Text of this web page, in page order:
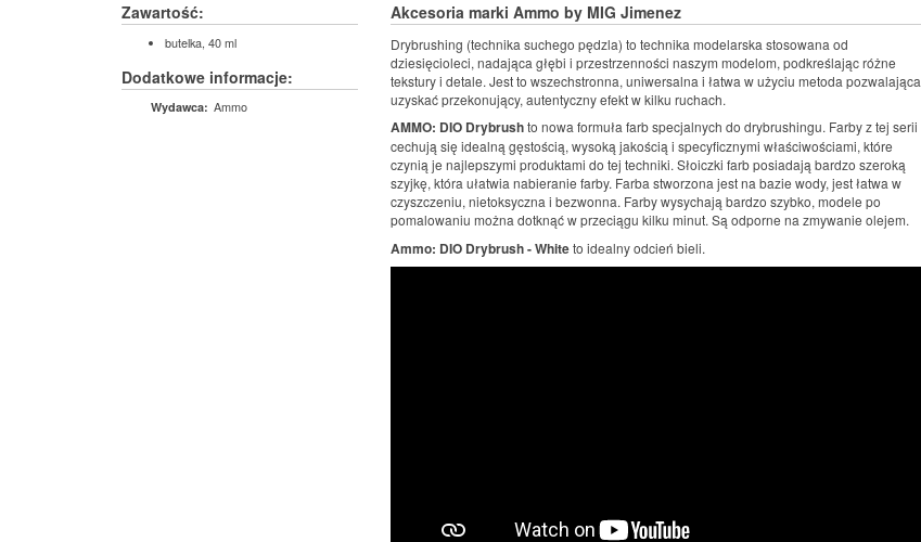
Zawartość:
butelka, 40 ml
Dodatkowe informacje:
Wydawca: Ammo
Akcesoria marki Ammo by MIG Jimenez
Drybrushing (technika suchego pędzla) to technika modelarska stosowana od
dziesięcioleci, nadająca głębi i przestrzenności naszym modelom, podkreślając różne
tekstury i detale. Jest to wszechstronna, uniwersalna i łatwa w użyciu metoda pozwalająca
uzyskać przekonujący, autentyczny efekt w kilku ruchach.
AMMO: DIO Drybrushto nowa formuła farb specjalnych do drybrushingu. Farby z tej serii
cechują się idealną gęstością, wysoką jakością i specyficznymi właściwościami, które
czynią je najlepszymi produktami do tej techniki. Słoiczki farb posiadają bardzo szeroką
szyjkę, która ułatwia nabieranie farby. Farba stworzona jest na bazie wody, jest łatwa w
czyszczeniu, nietoksyczna i bezwonna. Farby wysychają bardzo szybko, modele po
pomalowaniu można dotknąć w przeciągu kilku minut. Są odporne na zmywanie olejem.
Ammo: DIO Drybrush - Whiteto idealny odcień bieli.